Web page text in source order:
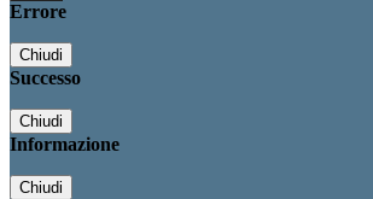
Errore
Chiudi
Successo
Chiudi
Informazione
Chiudi